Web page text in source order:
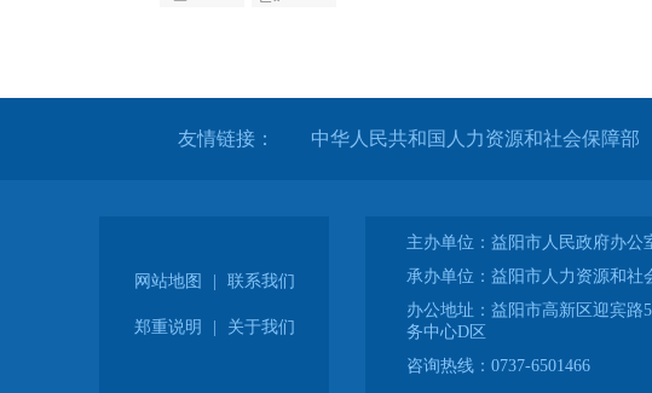
友情链接： 中华人民共和国人力资源和社会保障部
网站地图 联系我们
郑重说明 关于我们
主办单位：益阳市人民政府办公
承办单位：益阳市人力资源和社
办公地址：益阳市高新区迎宾路
务中心D区
咨询热线：0737-6501466